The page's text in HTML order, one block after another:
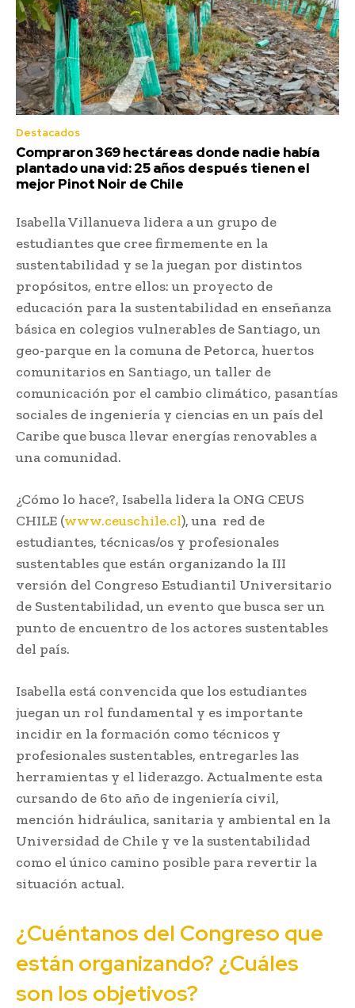
Destacados
Compraron 369 hectáreas donde nadie había
plantado una vid: 25 años después tienen el
mejor Pinot Noir de Chile
Isabella Villanueva lidera a un grupo de
estudiantes que cree firmemente en la
sustentabilidad y se la juegan por distintos
propósitos, entre ellos: un proyecto de
educación para la sustentabilidad en enseñanza
básica en colegios vulnerables de Santiago, un
geo-parque en la comuna de Petorca, huertos
comunitarios en Santiago, un taller de
comunicación por el cambio climático, pasantías
sociales de ingeniería y ciencias en un país del
Caribe que busca llevar energías renovables a
una comunidad.
¿Cómo lo hace?, Isabella lidera la ONG CEUS
CHILE (www.ceuschile.cl), una red de
estudiantes, técnicas/os y profesionales
sustentables que están organizando la III
versión del Congreso Estudiantil Universitario
de Sustentabilidad, un evento que busca ser un
punto de encuentro de los actores sustentables
del país.
Isabella está convencida que los estudiantes
juegan un rol fundamental y es importante
incidir en la formación como técnicos y
profesionales sustentables, entregarles las
herramientas y el liderazgo. Actualmente esta
cursando de 6to año de ingeniería civil,
mención hidráulica, sanitaria y ambiental en la
Universidad de Chile y ve la sustentabilidad
como el único camino posible para revertir la
situación actual.
¿Cuéntanos del Congreso que
están organizando? ¿Cuáles
son los objetivos?